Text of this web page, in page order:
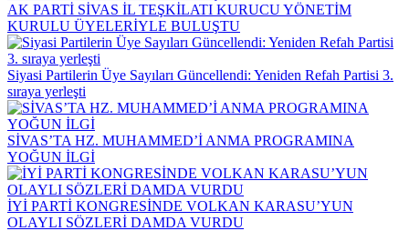
AK PARTİ SİVAS İL TEŞKİLATI KURUCU YÖNETİM
KURULU ÜYELERİYLE BULUŞTU
Siyasi Partilerin Üye Sayıları Güncellendi: Yeniden Refah Partisi 3.
sıraya yerleşti
SİVAS’TA HZ. MUHAMMED’İ ANMA PROGRAMINA
YOĞUN İLGİ
İYİ PARTİ KONGRESİNDE VOLKAN KARASU’YUN
OLAYLI SÖZLERİ DAMDA VURDU